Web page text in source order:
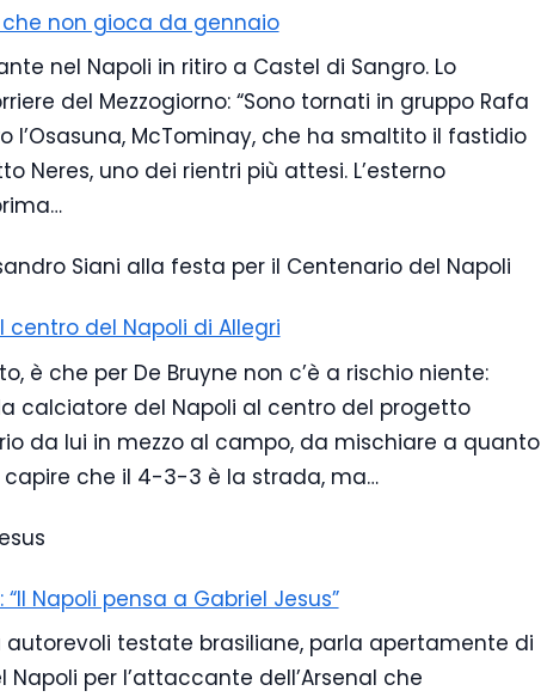
che non gioca da gennaio
nel Napoli in ritiro a Castel di Sangro. Lo
del Mezzogiorno: “Sono tornati in gruppo Rafa
l’Osasuna, McTominay, che ha smaltito il fastidio
Neres, uno dei rientri più attesi. L’esterno
centro del Napoli di Allegri
è che per De Bruyne non c’è a rischio niente:
calciatore del Napoli al centro del progetto
da lui in mezzo al campo, da mischiare a quanto
che il 4-3-3 è la strada, ma…
“Il Napoli pensa a Gabriel Jesus”
autorevoli testate brasiliane, parla apertamente di
per l’attaccante dell’Arsenal che